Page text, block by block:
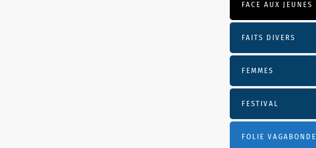
FACE AUX JEUNES
FAITS DIVERS
FEMMES
FESTIVAL
FOLIE VAGABONDE